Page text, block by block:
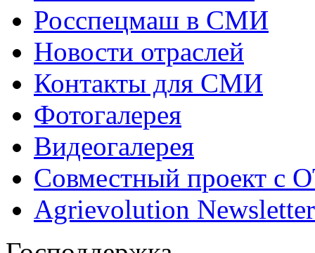
Росспецмаш в СМИ
Новости отраслей
Контакты для СМИ
Фотогалерея
Видеогалерея
Совместный проект с
Agrievolution Newsletter